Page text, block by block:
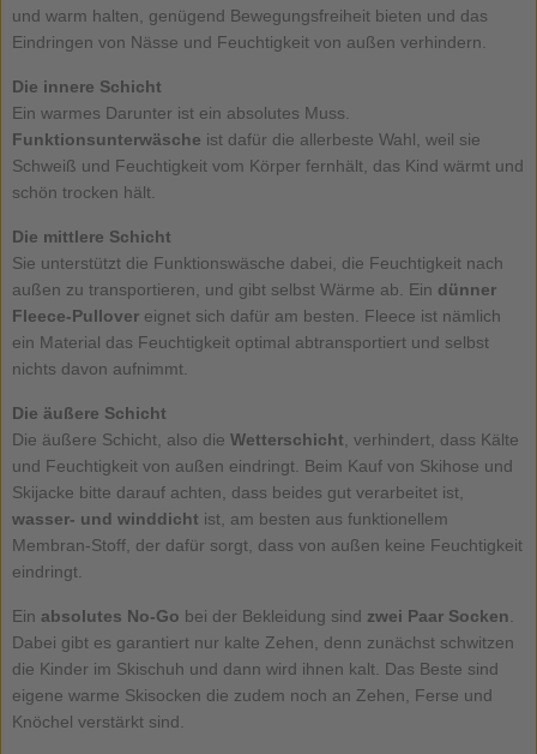
und warm halten, genügend Bewegungsfreiheit bieten und das
Eindringen von Nässe und Feuchtigkeit von außen verhindern.
Die innere Schicht
Ein warmes Darunter ist ein absolutes Muss.
Funktionsunterwäsche ist dafür die allerbeste Wahl, weil sie
Schweiß und Feuchtigkeit vom Körper fernhält, das Kind wärmt und
schön trocken hält.
Die mittlere Schicht
Sie unterstützt die Funktionswäsche dabei, die Feuchtigkeit nach
außen zu transportieren, und gibt selbst Wärme ab. Ein dünner
Fleece-Pullovereignet sich dafür am besten. Fleece ist nämlich
ein Material das Feuchtigkeit optimal abtransportiert und selbst
nichts davon aufnimmt.
Die äußere Schicht
Die äußere Schicht, also die Wetterschicht , verhindert, dass Kälte
und Feuchtigkeit von außen eindringt. Beim Kauf von Skihose und
Skijacke bitte darauf achten, dass beides gut verarbeitet ist,
wasser- und winddicht ist, am besten aus funktionellem
Membran-Stoff, der dafür sorgt, dass von außen keine Feuchtigkeit
eindringt.
Ein absolutes No-Go bei der Bekleidung sind zwei Paar Socken
Dabei gibt es garantiert nur kalte Zehen, denn zunächst schwitzen
die Kinder im Skischuh und dann wird ihnen kalt. Das Beste sind
eigene warme Skisocken die zudem noch an Zehen, Ferse und
Knöchel verstärkt sind.